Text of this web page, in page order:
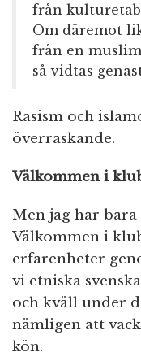
från
Om däremot
från en
så vidtas
Rasism och
överraskande.
Välkommen i
Men jag har bara
Välkommen i
erfarenheter
vi etniska
och kväll under
nämligen att
kön.